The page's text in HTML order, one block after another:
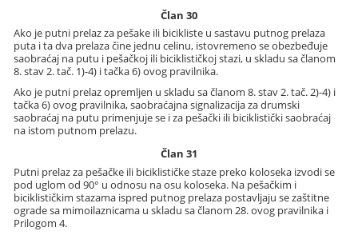
Član 30
Ako je putni prelaz za pešake ili bicikliste u sastavu putnog prelaza
puta i ta dva prelaza čine jednu celinu, istovremeno se obezbeđuje
saobraćaj na putu i pešačkoj ili biciklističkoj stazi, u skladu sa članom
8. stav 2. tač. 1)-4) i tačka 6) ovog pravilnika.
Ako je putni prelaz opremljen u skladu sa članom 8. stav 2. tač. 2)-4) i
tačka 6) ovog pravilnika, saobraćajna signalizacija za drumski
saobraćaj na putu primenjuje se i za pešački ili biciklistički saobraćaj
na istom putnom prelazu.
Član 31
Putni prelaz za pešačke ili biciklističke staze preko koloseka izvodi se
pod uglom od 90° u odnosu na osu koloseka. Na pešačkim i
biciklističkim stazama ispred putnog prelaza postavljaju se zaštitne
ograde sa mimoilaznicama u skladu sa članom 28. ovog pravilnika i
Prilogom 4.